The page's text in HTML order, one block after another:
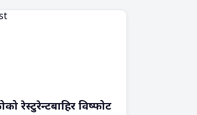
रेस्टुरेन्टबाहिर विष्फोट